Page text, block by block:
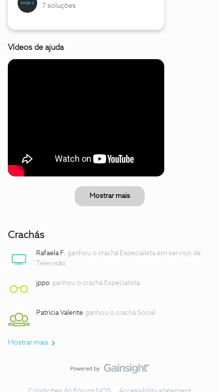
7 soluções
Vídeos de ajuda
Mostrar mais
Crachás
Rafaela F. ganhou o crachá Especialista em serviço de
Televisão
jppo ganhou o crachá Especialista
Patrícia Valente ganhou o crachá Social
Mostrar mais